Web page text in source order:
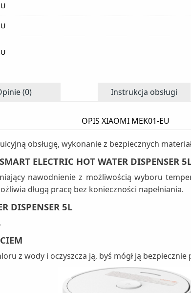
(0) Instrukcja obsługi
OPIS XIAOMI MEK01-EU
obsługę, wykonanie z bezpiecznych
ELECTRIC HOT WATER DISPENSER
nawodnienie z możliwością wyboru
długą pracę bez konieczności napełniania.
DISPENSER 5L
z wody i oczyszcza ją, byś mógł ją bezpiecznie